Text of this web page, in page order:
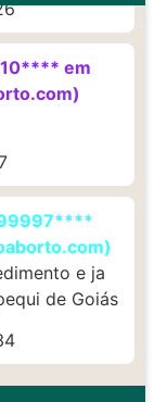
Misoprostol
comprar
onde
em
e ja
de Goiás